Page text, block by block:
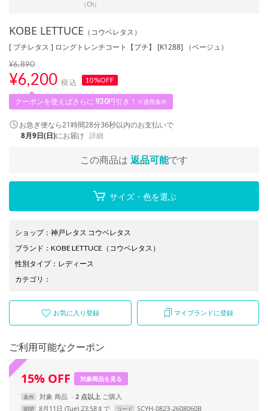
（Ch）
KOBE LETTUCE （コウベレタス）
[ プチレタス ] ロングトレンチコート【プチ】 [K1288] （ベージュ）
¥6,890
¥6,200 税込 10%OFF
クーポンを使えばさらに 930円引き！ ※適用条件
お急ぎ便なら21時間28分35秒以内のお支払いで
8月9日(日)にお届け 詳細
この商品は 返品可能です
サイズ・色を選ぶ
ショップ： 神戸レタス コウベレタス
ブランド ： KOBE LETTUCE （コウベレタス）
性別タイプ： レディース
カテゴリ ：
お気に入り登録 マイブランドに登録
ご利用可能なクーポン
15% OFF 対象商品を見る
条件 対象 商品 2 点以上
期間 8月11日 (Tue) 23:58まで コード
SCYH-0823-2608060B